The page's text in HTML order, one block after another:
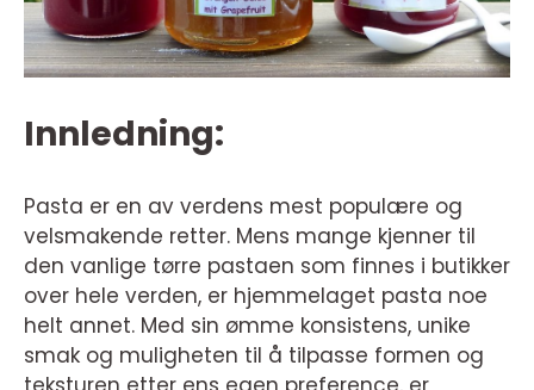
Innledning:
Pasta er en av verdens mest populære og
velsmakende retter. Mens mange kjenner til
den vanlige tørre pastaen som finnes i butikker
over hele verden, er hjemmelaget pasta noe
helt annet. Med sin ømme konsistens, unike
smak og muligheten til å tilpasse formen og